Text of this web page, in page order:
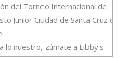
del Torneo Internacional de
Junior Ciudad de Santa Cruz de
lo nuestro, zúmate a Libby's